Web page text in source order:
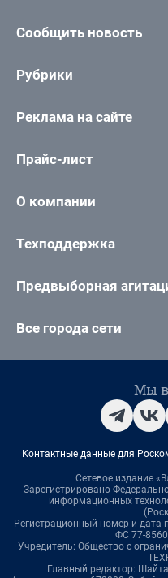
Сообщить новость
Рубрики
Реклама на сайте
Прайс-лист
О компании
Техподдержка
Предвыборная
Все города сети
Мы в
Контактные данные для
Сетевое издание
Зарегистрировано
информационных
Регистрационный номер и
ФС 77-
Учредитель: Общество с
Главный редактор: